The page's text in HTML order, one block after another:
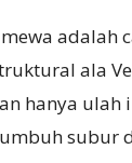
adalah
ala
hanya
subur